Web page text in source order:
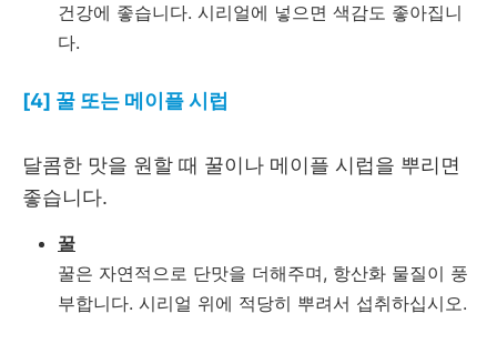
건강에 좋습니다. 시리얼에 넣으면 색감도 좋아집니
다.
[4] 꿀 또는 메이플 시럽
달콤한 맛을 원할 때 꿀이나 메이플 시럽을 뿌리면
좋습니다.
꿀
꿀은 자연적으로 단맛을 더해주며, 항산화 물질이 풍
부합니다. 시리얼 위에 적당히 뿌려서 섭취하십시오.